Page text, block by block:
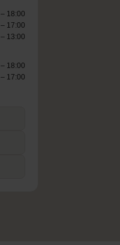
18:00
17:00
13:00
18:00
17:00